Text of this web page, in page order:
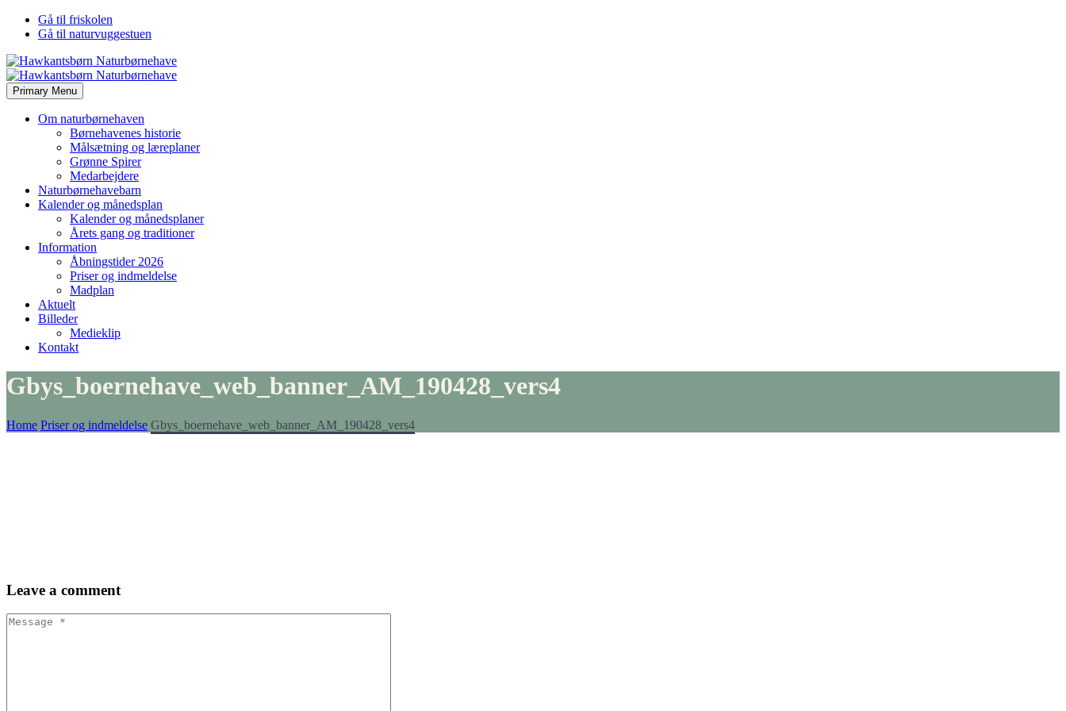
Gå til friskolen
Gå til naturvuggestuen
Primary Menu
Om naturbørnehaven
Børnehavenes historie
Målsætning og læreplaner
Grønne Spirer
Medarbejdere
Naturbørnehavebarn
Kalender og månedsplan
Kalender og månedsplaner
Årets gang og traditioner
Information
Åbningstider 2026
Priser og indmeldelse
Madplan
Aktuelt
Billeder
Medieklip
Kontakt
Gbys_boernehave_web_banner_AM_190428_vers4
Home Priser og indmeldelse Gbys_boernehave_web_banner_AM_190428_vers4
Leave a comment